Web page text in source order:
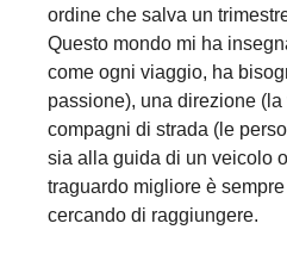
ordine che salva un
Questo mondo mi ha
come ogni viaggio, ha
passione), una direzione
compagni di strada (le
sia alla guida di un veicolo o
traguardo migliore è
cercando di raggiungere.